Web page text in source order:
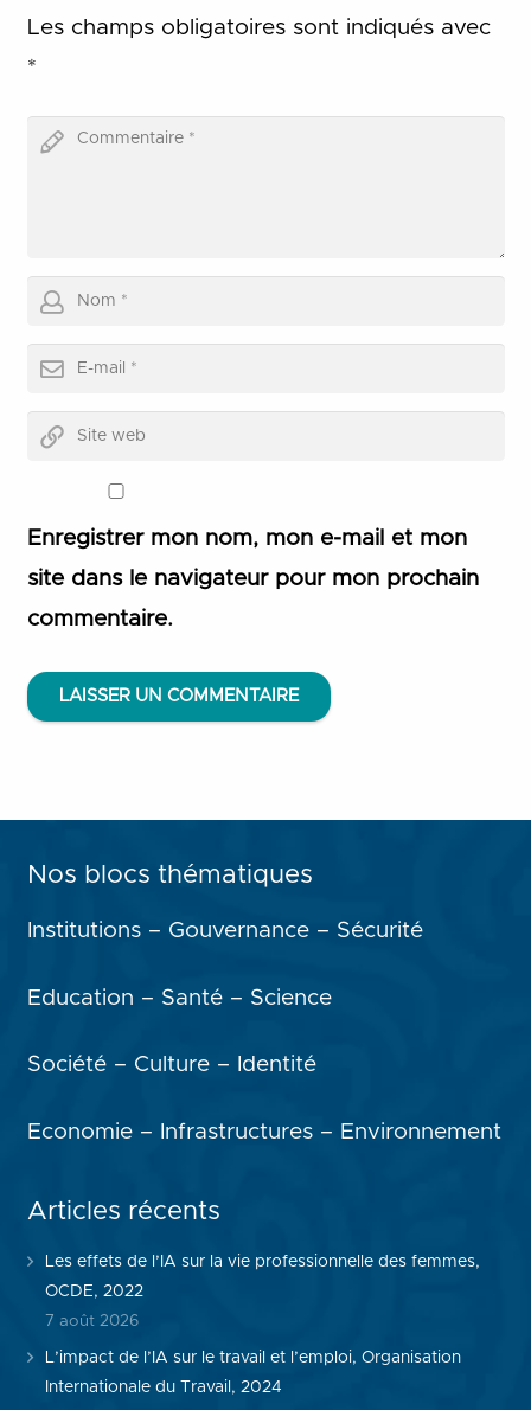
Les champs obligatoires sont indiqués avec
*
Enregistrer mon nom, mon e-mail et mon
site dans le navigateur pour mon prochain
commentaire.
LAISSER UN COMMENTAIRE
Nos blocs thématiques
Institutions – Gouvernance – Sécurité
Education – Santé – Science
Société – Culture – Identité
Economie – Infrastructures – Environnement
Articles récents
Les effets de l’IA sur la vie professionnelle des femmes,
OCDE, 2022
7 août 2026
L’impact de l’IA sur le travail et l’emploi, Organisation
Internationale du Travail, 2024